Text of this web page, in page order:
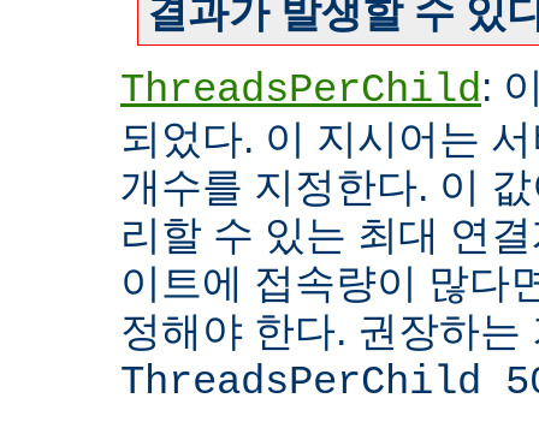
결과가 발생할 수 있
ThreadsPerChild:
되었다. 이 지시어는
개수를 지정한다. 이
리할 수 있는 최대 연
이트에 접속량이 많다
정해야 한다. 권장하는
ThreadsPerChild